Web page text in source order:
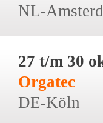
NL-
27 t/m 30
Orgatec
DE-Köln